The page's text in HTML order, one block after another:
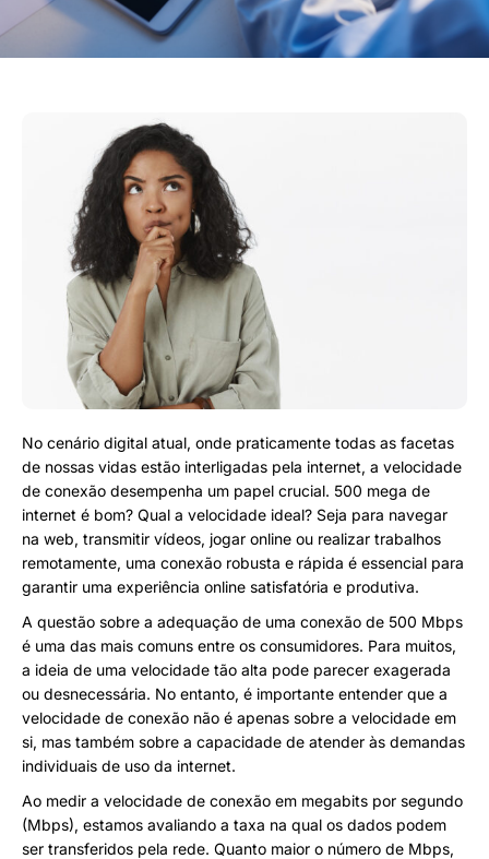
No cenário digital atual, onde praticamente todas as facetas
de nossas vidas estão interligadas pela internet, a velocidade
de conexão desempenha um papel crucial. 500 mega de
internet é bom? Qual a velocidade ideal? Seja para navegar
na web, transmitir vídeos, jogar online ou realizar trabalhos
remotamente, uma conexão robusta e rápida é essencial para
garantir uma experiência online satisfatória e produtiva.
A questão sobre a adequação de uma conexão de 500 Mbps
é uma das mais comuns entre os consumidores. Para muitos,
a ideia de uma velocidade tão alta pode parecer exagerada
ou desnecessária. No entanto, é importante entender que a
velocidade de conexão não é apenas sobre a velocidade em
si, mas também sobre a capacidade de atender às demandas
individuais de uso da internet.
Ao medir a velocidade de conexão em megabits por segundo
(Mbps), estamos avaliando a taxa na qual os dados podem
ser transferidos pela rede. Quanto maior o número de Mbps,